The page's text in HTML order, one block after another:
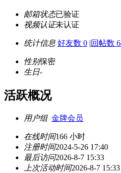
邮箱状态已验证
视频认证未认证
统计信息 好友数 0 |回帖数
性别保密
生日-
活跃概况
用户组 金牌会员
在线时间166 小时
注册时间2024-5-26 17:40
最后访问2026-8-7 15:33
上次活动时间2026-8-7 15:33